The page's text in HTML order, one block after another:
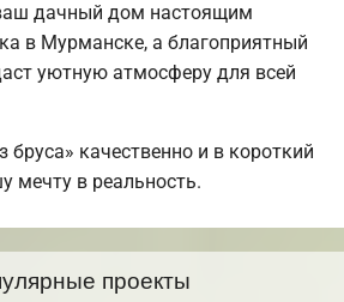
дачный дом настоящим
в Мурманске, а благоприятный
уютную атмосферу для всей
качественно и в короткий
мечту в реальность.
проекты